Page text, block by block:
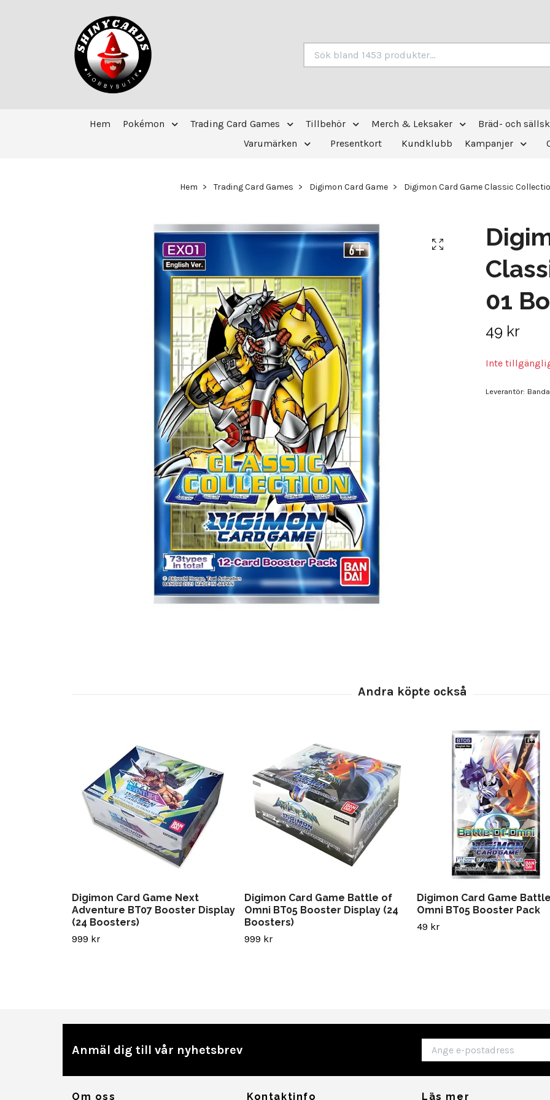
Hem Pokémon Trading Card Games Tillbehör Merch & Leksaker Bräd- och
Varumärken
Presentkort Kundklubb Kampanjer
Hem Trading Card Games Digimon Card Game Digimon Card Game Classic
01
49 kr
Inte
Leverantör:
Digimon Card Game Next
Adventure BT07 Booster Display
(24 Boosters)
999 kr
Digimon Card Game Battle of
Omni BT05 Booster Display (24
Boosters)
999 kr
Digimon Card Game
Omni BT05 Booster Pack
49 kr
Anmäl dig till vår nyhetsbrev
Om oss Kontaktinfo Läs mer